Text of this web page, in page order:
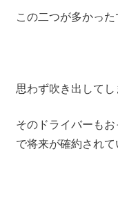
この二つが多かった
思わず吹き出してし
そのドライバーも
で将来が確約され